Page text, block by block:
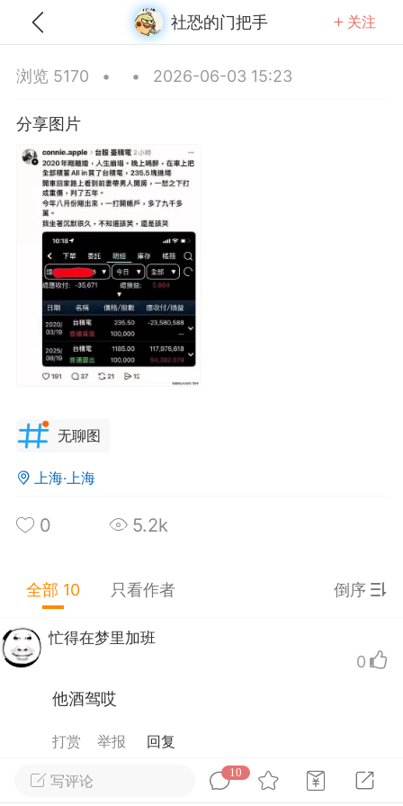
社恐的门把手 关注
19:02 公开内容
图片
东·青岛
的梦想 ：现在我乘坐的班车后座这个女的就在
窗上的蚊子，拍得梆梆作响
鱼没有鱼 ：在酒店卫生间打死三只蚊子
蹬鹰教练
09-14 19:26
图片
写评论
10
浏览 5170 • • 2026-06-03 15:23
分享图片
无聊图
上海·上海
0 5.2k
全部 10 只看作者 倒序
忙得在梦里加班
他酒驾哎
0
打赏 举报 回复
美团外卖员长的